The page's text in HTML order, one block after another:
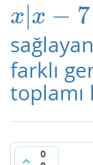
x x − 7
x|x−7| =
sağlayan
farklı
toplamı
0